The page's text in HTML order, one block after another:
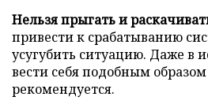
Нельзя прыгать и
привести к срабатыванию
усугубить ситуацию. Даже в
вести себя подобным образом
рекомендуется.